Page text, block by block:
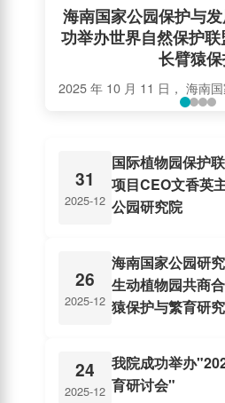
海南国家公园保护与
功举办世界自然保护
长臂猿
31
2025-12
国际植物园保护
项目CEO文香英
公园研究院
26
2025-12
海南国家公园研
生动植物园共商
猿保护与繁育研究
24
2025-12
我院成功举办
育研讨会"